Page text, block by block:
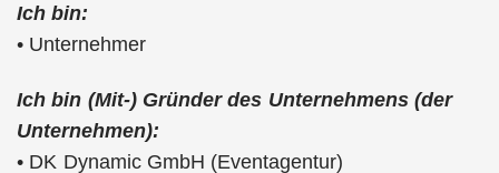
Ich bin:
• Unternehmer
Ich bin (Mit-) Gründer des Unternehmens (der
Unternehmen):
• DK Dynamic GmbH (Eventagentur)